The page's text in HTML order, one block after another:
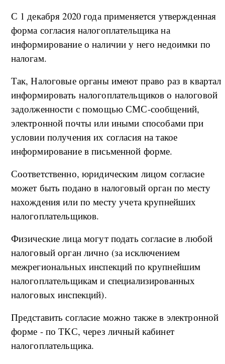
С 1 декабря 2020 года применяется утвержденная
форма согласия налогоплательщика на
информирование о наличии у него недоимки по
налогам.
Так, Налоговые органы имеют право раз в квартал
информировать налогоплательщиков о налоговой
задолженности с помощью СМС-сообщений,
электронной почты или иными способами при
условии получения их согласия на такое
информирование в письменной форме.
Соответственно, юридическим лицом согласие
может быть подано в налоговый орган по месту
нахождения или по месту учета крупнейших
налогоплательщиков.
Физические лица могут подать согласие в любой
налоговый орган лично (за исключением
межрегиональных инспекций по крупнейшим
налогоплательщикам и специализированных
налоговых инспекций).
Представить согласие можно также в электронной
форме - по ТКС, через личный кабинет
налогоплательщика.